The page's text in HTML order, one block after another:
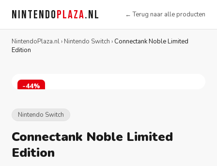
NINTENDOPLAZA.NL ← Terug naar alle producten
NintendoPlaza.nl› Nintendo Switch › Connectank Noble Limited
Edition
-44%
Nintendo Switch
Connectank Noble Limited
Edition